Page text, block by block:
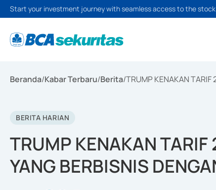
Start your investment journey with seamless access to the
Beranda/Kabar Terbaru/Berita/TRUMP KENAKAN TARIF
BERITA HARIAN
TRUMP KENAKAN TARIF
YANG BERBISNIS